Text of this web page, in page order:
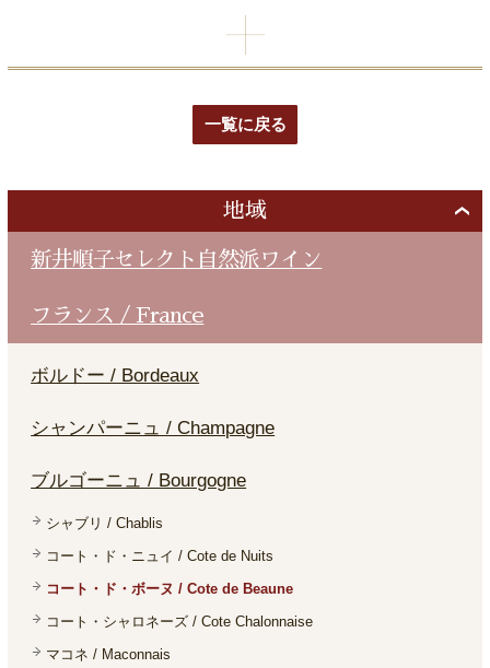
一覧に戻る
地域
新井順子セレクト自然派ワイン
フランス / France
ボルドー / Bordeaux
シャンパーニュ / Champagne
ブルゴーニュ / Bourgogne
シャブリ / Chablis
コート・ド・ニュイ / Cote de Nuits
コート・ド・ボーヌ / Cote de Beaune
コート・シャロネーズ / Cote Chalonnaise
マコネ / Maconnais